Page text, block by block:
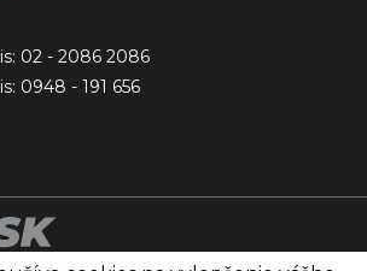
02 - 2086 2086
0948 - 191 656